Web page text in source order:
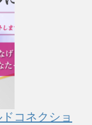
コネクショ